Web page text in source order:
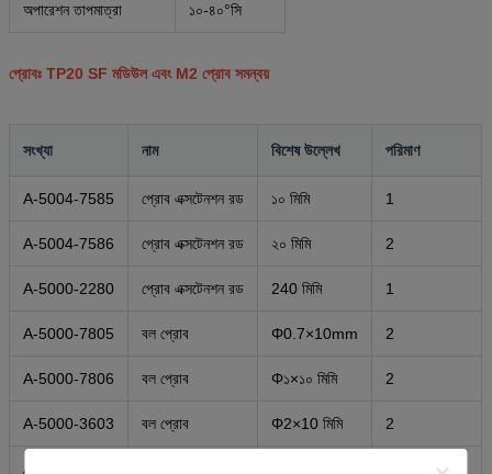
অপারেশন তাপমাত্রা ১০-৪০°সি
প্রোবঃ TP20 SF মডিউল এবং M2 প্রোব সমন্বয়
সংখ্যা নাম বিশেষ উল্লেখ পরিমাণ
A-5004-7585 প্রোব এক্সটেনশন রড ১০ মিমি 1
A-5004-7586 প্রোব এক্সটেনশন রড ২০ মিমি 2
A-5000-2280 প্রোব এক্সটেনশন রড 240 মিমি 1
A-5000-7805 বল প্রোব Φ0.7×10mm 2
A-5000-7806 বল প্রোব Φ১×১০ মিমি 2
A-5000-3603 বল প্রোব Φ2×10 মিমি 2
A-5000-3604